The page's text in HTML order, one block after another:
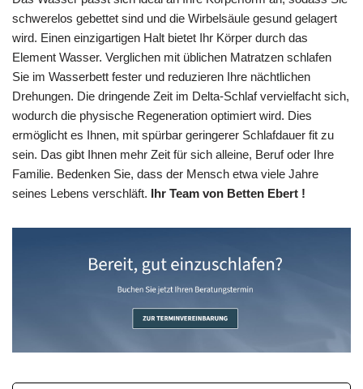
schwerelos gebettet sind und die Wirbelsäule gesund gelagert
wird. Einen einzigartigen Halt bietet Ihr Körper durch das
Element Wasser. Verglichen mit üblichen Matratzen schlafen
Sie im Wasserbett fester und reduzieren Ihre nächtlichen
Drehungen. Die dringende Zeit im Delta-Schlaf vervielfacht sich,
wodurch die physische Regeneration optimiert wird. Dies
ermöglicht es Ihnen, mit spürbar geringerer Schlafdauer fit zu
sein. Das gibt Ihnen mehr Zeit für sich alleine, Beruf oder Ihre
Familie. Bedenken Sie, dass der Mensch etwa viele Jahre
seines Lebens verschläft. Ihr Team von Betten Ebert !